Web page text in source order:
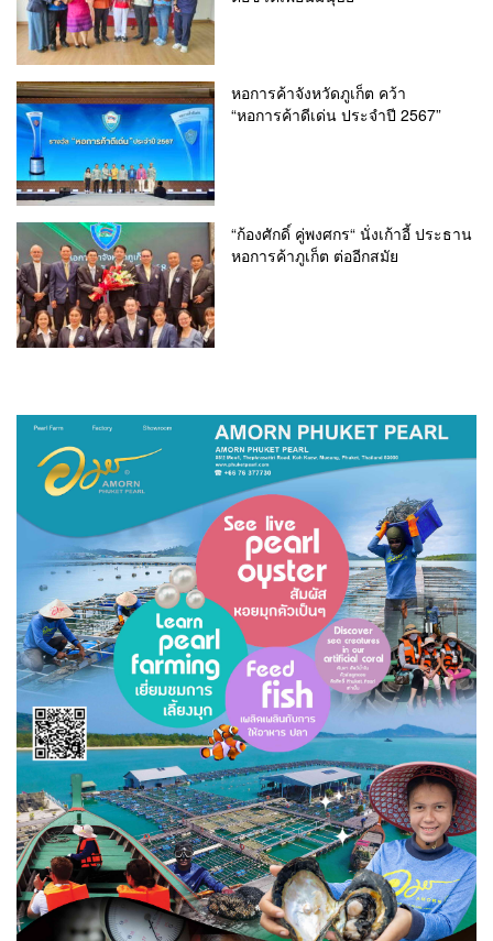
หอการค้าจังหวัดภูเก็ต คว้า
“หอการค้าดีเด่น ประจำปี 2567”
“ก้องศักดิ์ คู่พงศกร“ นั่งเก้าอี้ ประธาน
หอการค้าภูเก็ต ต่ออีกสมัย